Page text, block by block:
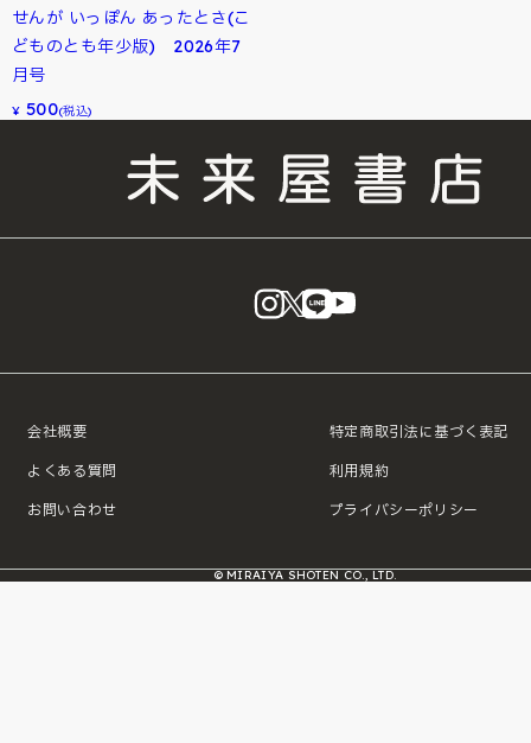
せんが いっぽん あったとさ(こ
どものとも年少版) 2026年7
月号
¥ 500(税込)
instagram
X LINE
会社概要
よくある質問
お問い合わせ
特定商取引法に基づく表記
利用規約
プライバシーポリシー
© MIRAIYA SHOTEN CO., LTD.